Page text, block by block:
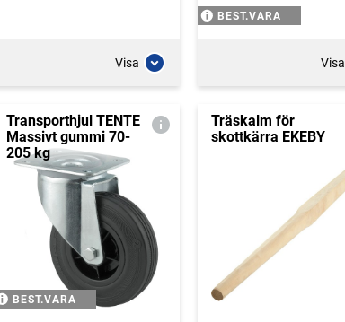
Visa
BEST.VARA
Visa
Transporthjul TENTE
Massivt gummi 70-
205 kg
BEST.VARA
Träskalm för
skottkärra EKEBY